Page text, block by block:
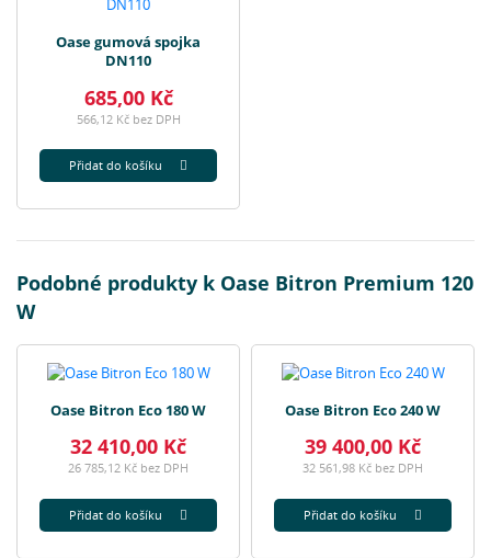
Oase gumová spojka
DN110
685,00 Kč
566,12 Kč bez DPH
Přidat do košíku
Podobné produkty k Oase Bitron Premium 120
W
Oase Bitron Eco 180 W
32 410,00 Kč
26 785,12 Kč bez DPH
Přidat do košíku
Oase Bitron Eco 240 W
39 400,00 Kč
32 561,98 Kč bez DPH
Přidat do košíku